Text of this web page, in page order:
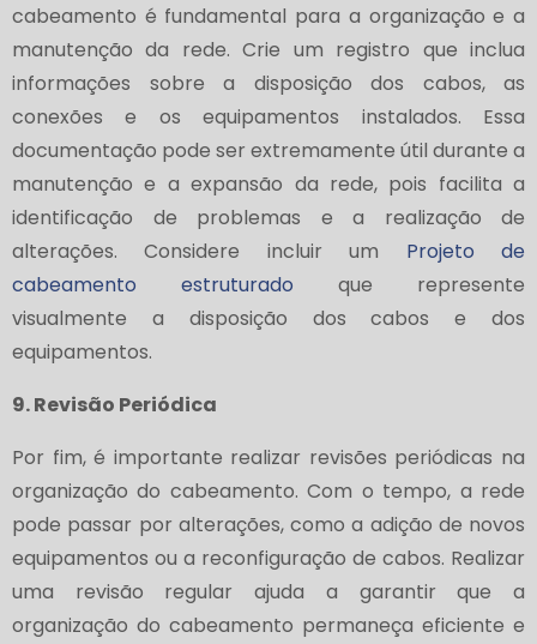
cabeamento é fundamental para a organização e a
manutenção da rede. Crie um registro que inclua
informações sobre a disposição dos cabos, as
conexões e os equipamentos instalados. Essa
documentação pode ser extremamente útil durante a
manutenção e a expansão da rede, pois facilita a
identificação de problemas e a realização de
alterações. Considere incluir um Projeto de
cabeamento estruturado que represente
visualmente a disposição dos cabos e dos
equipamentos.
9. Revisão Periódica
Por fim, é importante realizar revisões periódicas na
organização do cabeamento. Com o tempo, a rede
pode passar por alterações, como a adição de novos
equipamentos ou a reconfiguração de cabos. Realizar
uma revisão regular ajuda a garantir que a
organização do cabeamento permaneça eficiente e